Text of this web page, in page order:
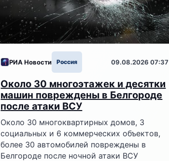
РИА Новости Россия 09.08.2026 07:37
Около 30 многоэтажек и десятки
машин повреждены в Белгороде
после атаки ВСУ
Около 30 многоквартирных домов, 3
социальных и 6 коммерческих объектов,
более 30 автомобилей повреждены в
Белгороде после ночной атаки ВСУ